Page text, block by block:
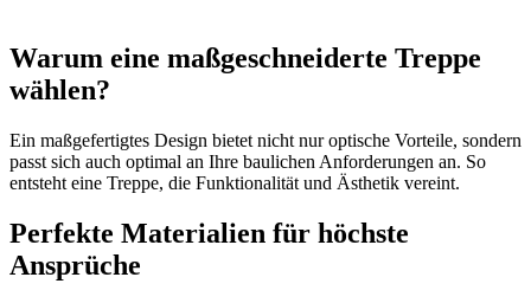
Warum eine maßgeschneiderte Treppe
wählen?
Ein maßgefertigtes Design bietet nicht nur optische Vorteile, sondern
passt sich auch optimal an Ihre baulichen Anforderungen an. So
entsteht eine Treppe, die Funktionalität und Ästhetik vereint.
Perfekte Materialien für höchste
Ansprüche